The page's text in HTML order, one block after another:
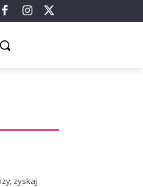
zyskaj